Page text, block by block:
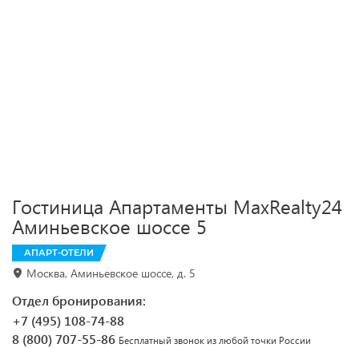
Гостиница Апартаменты MaxRealty24
Аминьевское шоссе 5
АПАРТ-ОТЕЛИ
Москва, Аминьевское шоссе, д. 5
Отдел бронирования:
+7 (495) 108-74-88
8 (800) 707-55-86 Бесплатный звонок из любой точки России